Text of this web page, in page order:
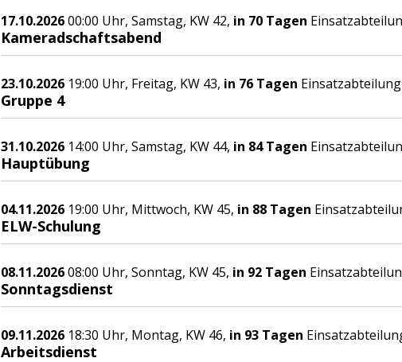
17.10.202600:00 Uhr, Samstag, KW 42, in 70 Tagen
Kameradschaftsabend
23.10.2026 19:00 Uhr, Freitag, KW 43, in 76 Tagen Einsatzabteilung
Gruppe 4
31.10.2026 14:00 Uhr, Samstag, KW 44, in 84 Tagen
Hauptübung
04.11.2026 19:00 Uhr, Mittwoch, KW 45, in 88 Tagen
ELW-Schulung
08.11.202608:00 Uhr, Sonntag, KW 45, in 92 Tagen
Sonntagsdienst
09.11.2026 18:30 Uhr, Montag, KW 46, in 93 Tagen
Arbeitsdienst